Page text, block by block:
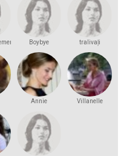
Boybye tralivaļi
Annie Villanelle